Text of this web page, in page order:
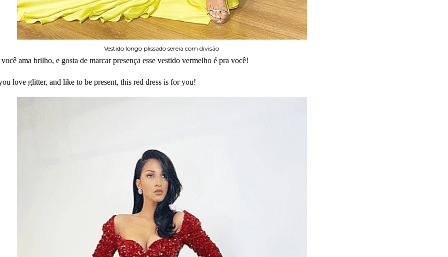
Vestido longo plissado sereia com divisão
você ama brilho, e gosta de marcar presença esse vestido vermelho é pra você!
love glitter, and like to be present, this red dress is for you!